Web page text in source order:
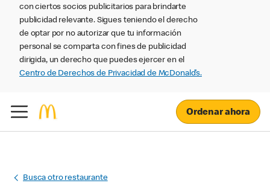
con ciertos socios publicitarios para brindarte
publicidad relevante. Sigues teniendo el derecho
de optar por no autorizar que tu información
personal se comparta con fines de publicidad
dirigida, un derecho que puedes ejercer en el
Centro de Derechos de Privacidad de McDonald’s.
Ordenar ahora
Busca otro restaurante